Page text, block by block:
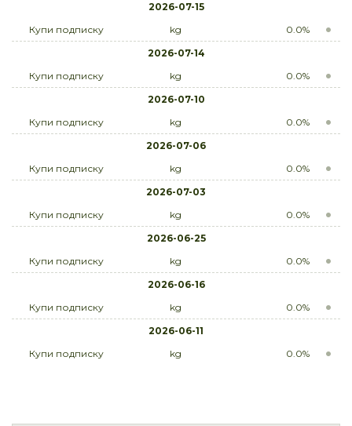
2026-07-15
Купи подписку
kg
0.0%
2026-07-14
Купи подписку
kg
0.0%
2026-07-10
Купи подписку
kg
0.0%
2026-07-06
Купи подписку
kg
0.0%
2026-07-03
Купи подписку
kg
0.0%
2026-06-25
Купи подписку
kg
0.0%
2026-06-16
Купи подписку
kg
0.0%
2026-06-11
Купи подписку
kg 0.0%